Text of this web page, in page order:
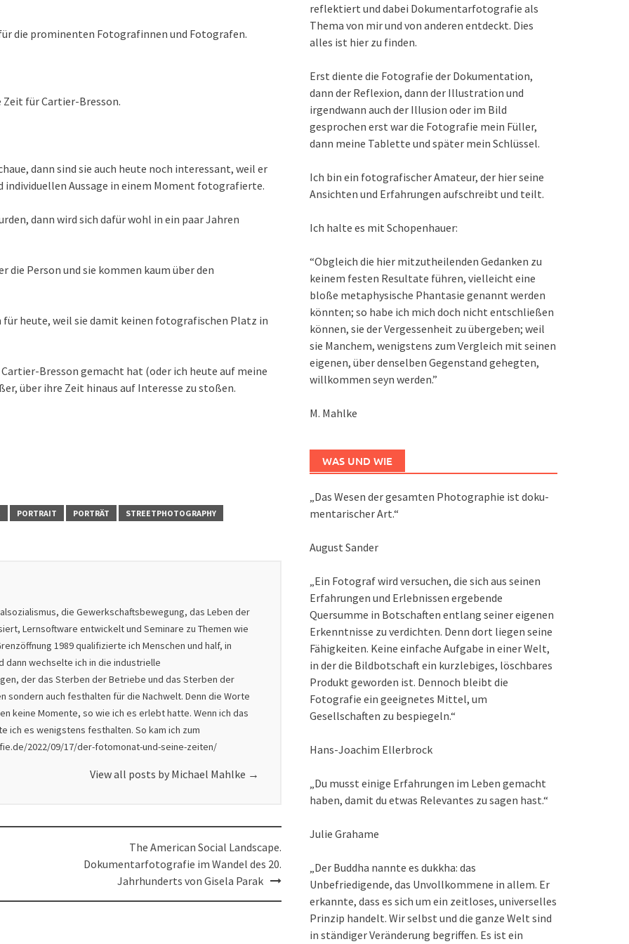
die prominenten Fotografinnen und Fotografen.
für Cartier-Bresson.
dann sind sie auch heute noch interessant, weil er
Aussage in einem Moment fotografierte.
dann wird sich dafür wohl in ein paar Jahren
die Person und sie kommen kaum über den
heute, weil sie damit keinen fotografischen Platz in
Bresson gemacht hat (oder ich heute auf meine
über ihre Zeit hinaus auf Interesse zu stoßen.
PORTRAIT PORTRÄT STREETPHOTOGRAPHY
die Gewerkschaftsbewegung, das Leben der
Lernsoftware entwickelt und Seminare zu Themen wie
1989 qualifizierte ich Menschen und half, in
dann wechselte ich in die industrielle
der das Sterben der Betriebe und das Sterben der
sondern auch festhalten für die Nachwelt. Denn die Worte
keine Momente, so wie ich es erlebt hatte. Wenn ich das
ich es wenigstens festhalten. So kam ich zum
2022/09/17/der-fotomonat-und-seine-zeiten/
View all posts by Michael Mahlke →
The American Social Landscape.
Dokumentarfotografie im Wandel des 20.
Jahrhunderts von Gisela Parak
reflektiert und dabei Dokumentarfotografie als
Thema von mir und von anderen entdeckt. Dies
alles ist hier zu finden.
Erst diente die Fotografie der Dokumentation,
dann der Reflexion, dann der Illustration und
irgendwann auch der Illusion oder im Bild
gesprochen erst war die Fotografie mein Füller,
dann meine Tablette und später mein Schlüssel.
Ich bin ein fotografischer Amateur, der hier seine
Ansichten und Erfahrungen aufschreibt und teilt.
Ich halte es mit Schopenhauer:
“Obgleich die hier mitzutheilenden Gedanken zu
keinem festen Resultate führen, vielleicht eine
bloße metaphysische Phantasie genannt werden
könnten; so habe ich mich doch nicht entschließen
können, sie der Vergessenheit zu übergeben; weil
sie Manchem, wenigstens zum Vergleich mit seinen
eigenen, über denselben Gegenstand gehegten,
willkommen seyn werden.”
M. Mahlke
WAS UND WIE
„Das We­sen der ge­sam­ten Pho­to­gra­phie ist do­ku­
men­ta­ri­scher Art.“
August Sander
„Ein Fotograf wird versuchen, die sich aus seinen
Erfahrungen und Erlebnissen ergebende
Quersumme in Botschaften entlang seiner eigenen
Erkenntnisse zu verdichten. Denn dort liegen seine
Fähigkeiten. Keine einfache Aufgabe in einer Welt,
in der die Bildbotschaft ein kurzlebiges, löschbares
Produkt geworden ist. Dennoch bleibt die
Fotografie ein geeignetes Mittel, um
Gesellschaften zu bespiegeln.“
Hans-Joachim Ellerbrock
„Du musst einige Erfahrungen im Leben gemacht
haben, damit du etwas Relevantes zu sagen hast.“
Julie Grahame
„Der Buddha nannte es dukkha: das
Unbefriedigende, das Unvollkommene in allem. Er
erkannte, dass es sich um ein zeitloses, universelles
Prinzip handelt. Wir selbst und die ganze Welt sind
in ständiger Veränderung begriffen. Es ist ein